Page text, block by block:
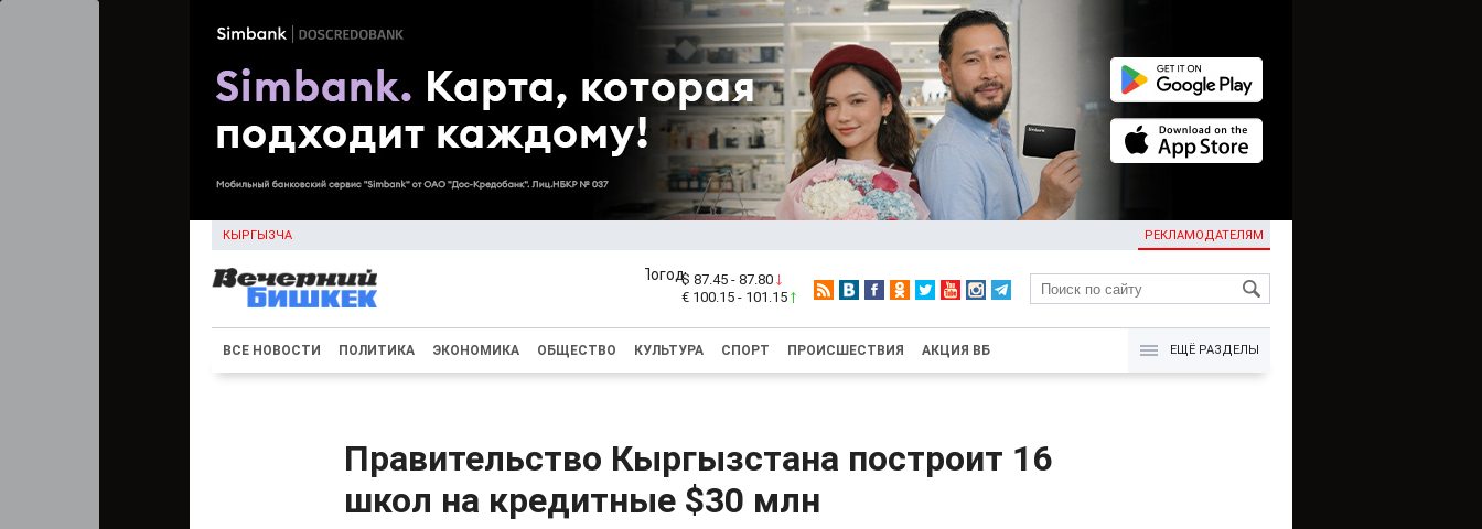
КЫРГЫЗЧА РЕКЛАМОДАТЕЛЯМ
KG
$ 87.45 - 87.80
€ 100.15 - 101.15
ВСЕ НОВОСТИ ПОЛИТИКА ЭКОНОМИКА ОБЩЕСТВО КУЛЬТУРА СПОРТ ПРОИСШЕСТВИЯ АКЦИЯ ВБ ЕЩЁ РАЗДЕЛЫ
Правительство Кыргызстана построит 16
школ на кредитные $30 млн